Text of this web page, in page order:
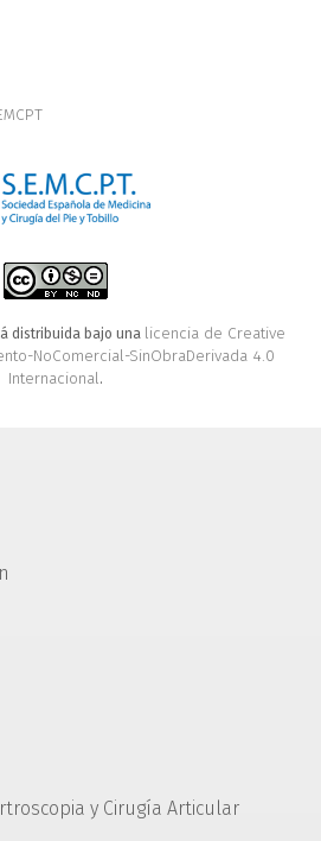
distribuida bajo una licencia de Creative
NoComercial-SinObraDerivada 4.0
Internacional.
y Cirugía Articular